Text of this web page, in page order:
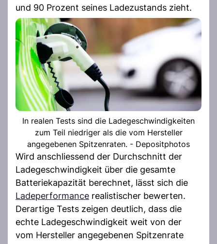
und 90 Prozent seines Ladezustands zieht.
In realen Tests sind die Ladegeschwindigkeiten
zum Teil niedriger als die vom Hersteller
angegebenen Spitzenraten. - Depositphotos
Wird anschliessend der Durchschnitt der
Ladegeschwindigkeit über die gesamte
Batteriekapazität berechnet, lässt sich die
Ladeperformance realistischer bewerten.
Derartige Tests zeigen deutlich, dass die
echte Ladegeschwindigkeit weit von der
vom Hersteller angegebenen Spitzenrate